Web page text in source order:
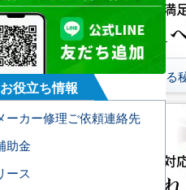
案について 選ばれる
POINT
7
お役立ち情報
ーカー修理ご依頼連絡先
助金
ース